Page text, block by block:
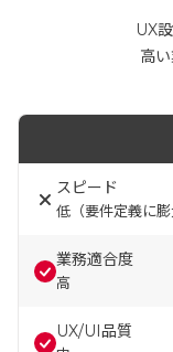
UX
高
スピード
低（要件定義に膨
業務適合度
高
UX/UI品質